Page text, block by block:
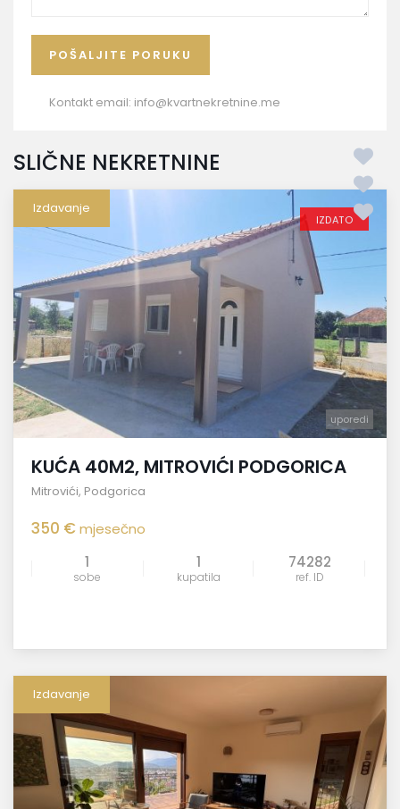
Kontakt email: info@kvartnekretnine.me
SLIČNE NEKRETNINE
Izdavanje
uporedi
IZDATO
KUĆA 40M2, MITROVIĆI PODGORICA
Mitrovići, Podgorica
350 €mjesečno
1
sobe
1
kupatila
74282
ref. ID
Izdavanje